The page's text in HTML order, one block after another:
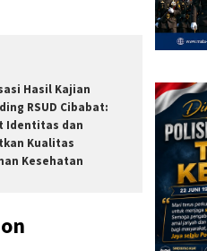
Hasil Kajian
RSUD Cibabat:
Identitas dan
Kualitas
Kesehatan